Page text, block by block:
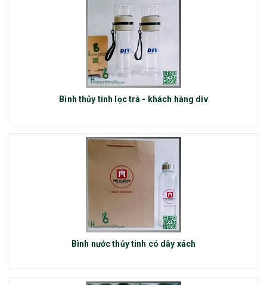
Bình thủy tinh lọc trà - khách hàng div
Bình nước thủy tinh có dây xách